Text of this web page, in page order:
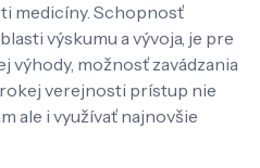
medicíny. Schopnosť
výskumu a vývoja, je pre
výhody, možnosť zavádzania
verejnosti prístup nie
ale i využívať najnovšie